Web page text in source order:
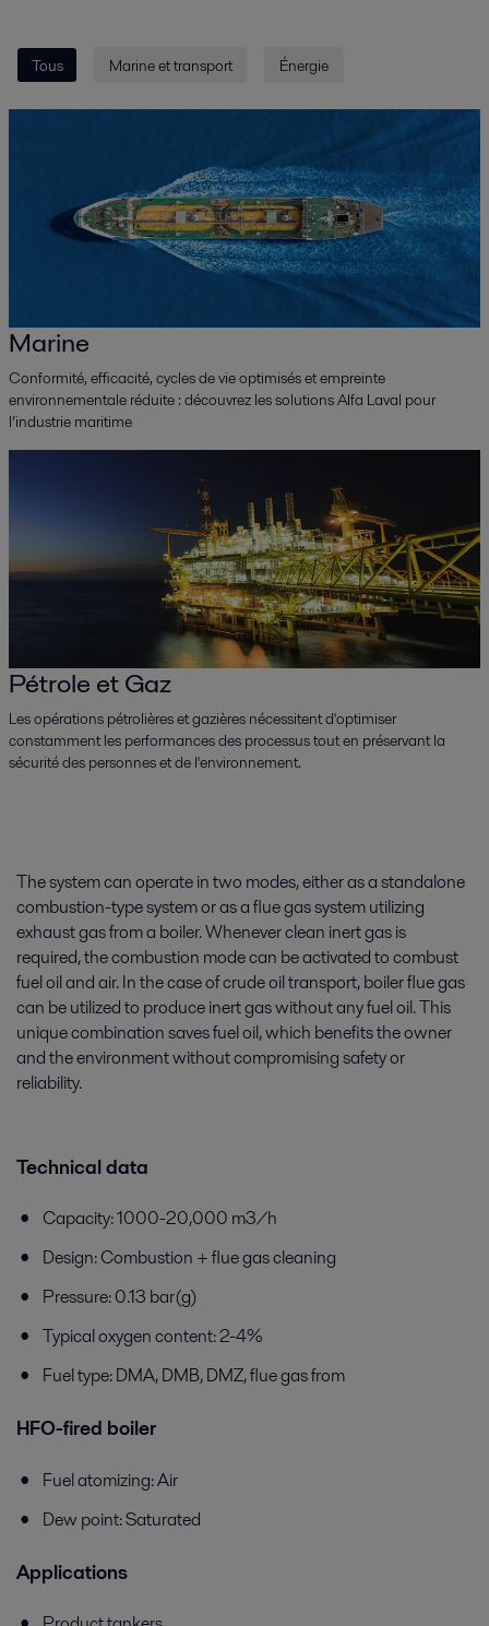
Tous Marine et transport Énergie
Marine
Conformité, efficacité, cycles de vie optimisés et empreinte
environnementale réduite : découvrez les solutions Alfa Laval pour
l’industrie maritime
Pétrole et Gaz
Les opérations pétrolières et gazières nécessitent d'optimiser
constamment les performances des processus tout en préservant la
sécurité des personnes et de l'environnement.
The system can operate in two modes, either as a standalone
combustion-type system or as a flue gas system utilizing
exhaust gas from a boiler. Whenever clean inert gas is
required, the combustion mode can be activated to combust
fuel oil and air. In the case of crude oil transport, boiler flue gas
can be utilized to produce inert gas without any fuel oil. This
unique combination saves fuel oil, which benefits the owner
and the environment without compromising safety or
reliability.
Technical data
Capacity: 1000-20,000 m3/h
Design: Combustion + flue gas cleaning
Pressure: 0.13 bar(g)
Typical oxygen content: 2-4%
Fuel type: DMA, DMB, DMZ, flue gas from
HFO-fired boiler
Fuel atomizing: Air
Dew point: Saturated
Applications